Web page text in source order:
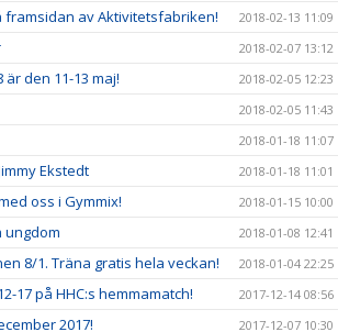
av Aktivitetsfabriken! 2018-02-13 11:09
2018-02-07 13:12
den 11-13 maj! 2018-02-05 12:23
2018-02-05 11:43
2018-01-18 11:07
Ekstedt 2018-01-18 11:01
oss i Gymmix! 2018-01-15 10:00
ungdom 2018-01-08 12:41
8/1. Träna gratis hela veckan! 2018-01-04 22:25
17 på HHC:s hemmamatch! 2017-12-14 08:56
2017! 2017-12-07 10:30